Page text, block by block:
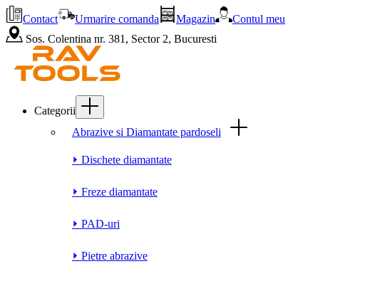
Contact Urmarire comanda Magazin
Contul meu
Sos. Colentina nr. 381, Sector 2, Bucuresti
Categorii
Abrazive si Diamantate pardoseli
⏵ Dischete diamantate
⏵ Freze diamantate
⏵ PAD-uri
⏵ Pietre abrazive